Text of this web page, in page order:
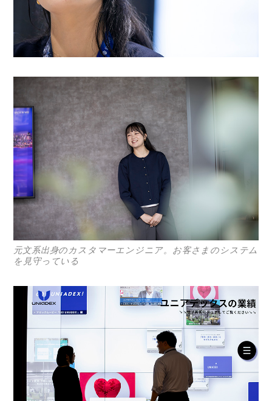
元文系出身のカスタマーエンジニア。お客さまのシステム
を見守っている